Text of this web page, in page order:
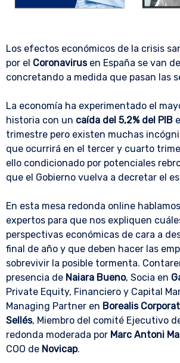
Los efectos económicos de la crisis
por el Coronavirusen España se van
concretando a medida que pasan las
La economía ha experimentado el
historia con un caída del 5,2% del PIB
trimestre pero existen muchas
que ocurrirá en el tercer y cuarto
ello condicionado por potenciales
que el Gobierno vuelva a decretar el
En esta mesa redonda online
expertos para que nos expliquen
perspectivas económicas de cara a
final de año y que deben hacer las
sobrevivir la posible tormenta.
presencia de Naiara Bueno, Socia en
Private Equity, Financiero y Capital
Managing Partner en Borealis
Sellés, Miembro del comité Ejecutivo
redonda moderada por Marc Antoni
COO de Novicap.